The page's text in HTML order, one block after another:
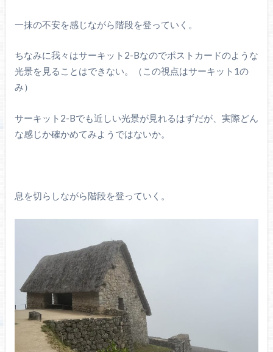
一抹の不安を感じながら階段を登っていく。
ちなみに我々はサーキット2-Bなのでポストカードのような
光景を見ることはできない。（この視点はサーキット1の
み）
サーキット2-Bでも近しい光景が見れるはずだが、実際どん
な感じか確かめてみようではないか。
息を切らしながら階段を登っていく。